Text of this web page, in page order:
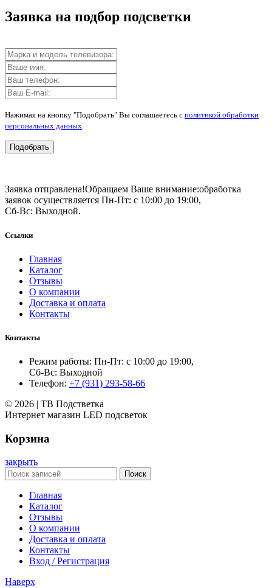
Заявка на подбор подсветки
Нажимая на кнопку "Подобрать" Вы соглашаетесь с политикой обработки
персональных данных.
Подобрать
Заявка отправлена!Обращаем Ваше внимание:обработка
заявок осуществляется Пн-Пт: с 10:00 до 19:00,
Сб-Вс: Выходной.
Ссылки
Главная
Каталог
Отзывы
О компании
Доставка и оплата
Контакты
Контакты
Режим работы: Пн-Пт: с 10:00 до 19:00,
Сб-Вс: Выходной
Телефон: +7 (931) 293-58-66
© 2026 | ТВ Подстветка
Интернет магазин LED подсветок
Корзина
закрыть
Поиск
Главная
Каталог
Отзывы
О компании
Доставка и оплата
Контакты
Вход / Регистрация
Наверх